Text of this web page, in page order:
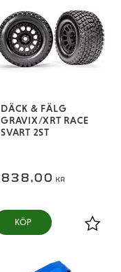
DÄCK & FÄLG
GRAVIX/XRT RACE
SVART 2ST
838,00 KR
Lägg
KÖP